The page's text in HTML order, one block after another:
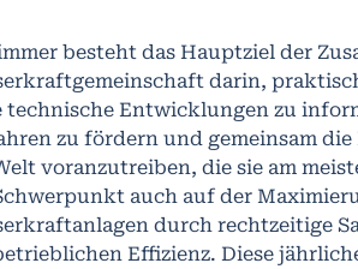
besteht das Hauptziel der
darin,
technische Entwicklungen zu
zu fördern und gemeinsam
voranzutreiben, die sie am
auch auf der
durch rechtzeitige
Effizienz. Diese